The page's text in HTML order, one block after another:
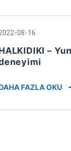
08-16
–
FAZLA OKU